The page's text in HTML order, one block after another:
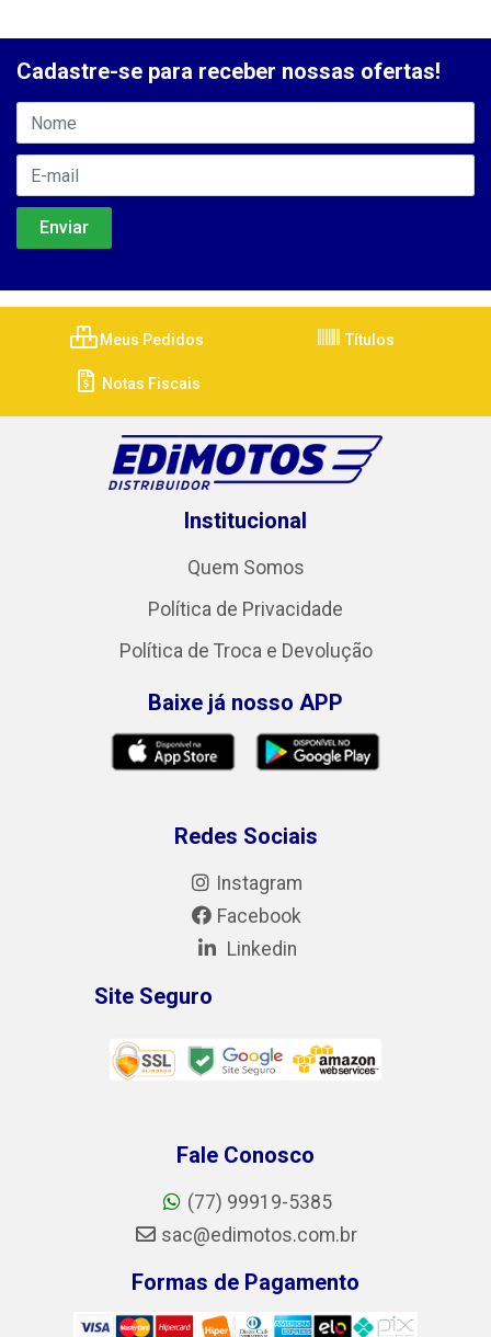
Cadastre-se para receber nossas ofertas!
Meus Pedidos Títulos
Notas Fiscais
Institucional
Quem Somos
Política de Privacidade
Política de Troca e Devolução
Baixe já nosso APP
Redes Sociais
Instagram
Facebook
Linkedin
Site Seguro
Fale Conosco
(77) 99919-5385
sac@edimotos.com.br
Formas de Pagamento